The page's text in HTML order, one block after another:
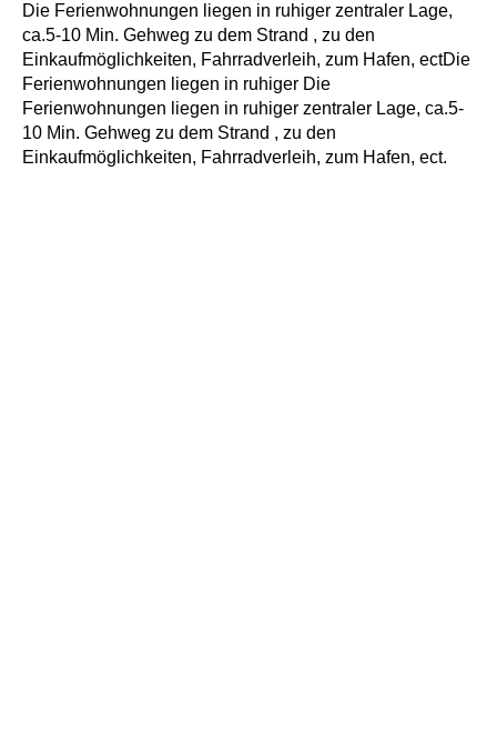
Die Ferienwohnungen liegen in ruhiger zentraler Lage,
ca.5-10 Min. Gehweg zu dem Strand , zu den
Einkaufmöglichkeiten, Fahrradverleih, zum Hafen, ectDie
Ferienwohnungen liegen in ruhiger Die
Ferienwohnungen liegen in ruhiger zentraler Lage, ca.5-
10 Min. Gehweg zu dem Strand , zu den
Einkaufmöglichkeiten, Fahrradverleih, zum Hafen, ect.